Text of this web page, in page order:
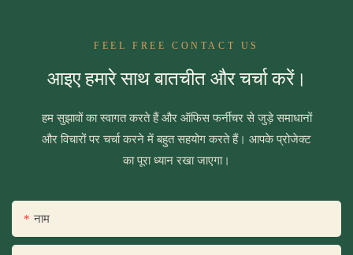
FEEL FREE CONTACT US
आइए हमारे साथ बातचीत और चर्चा करें।
हम सुझावों का स्वागत करते हैं और ऑफिस फर्नीचर से जुड़े समाधानों
और विचारों पर चर्चा करने में बहुत सहयोग करते हैं। आपके प्रोजेक्ट
का पूरा ध्यान रखा जाएगा।
नाम